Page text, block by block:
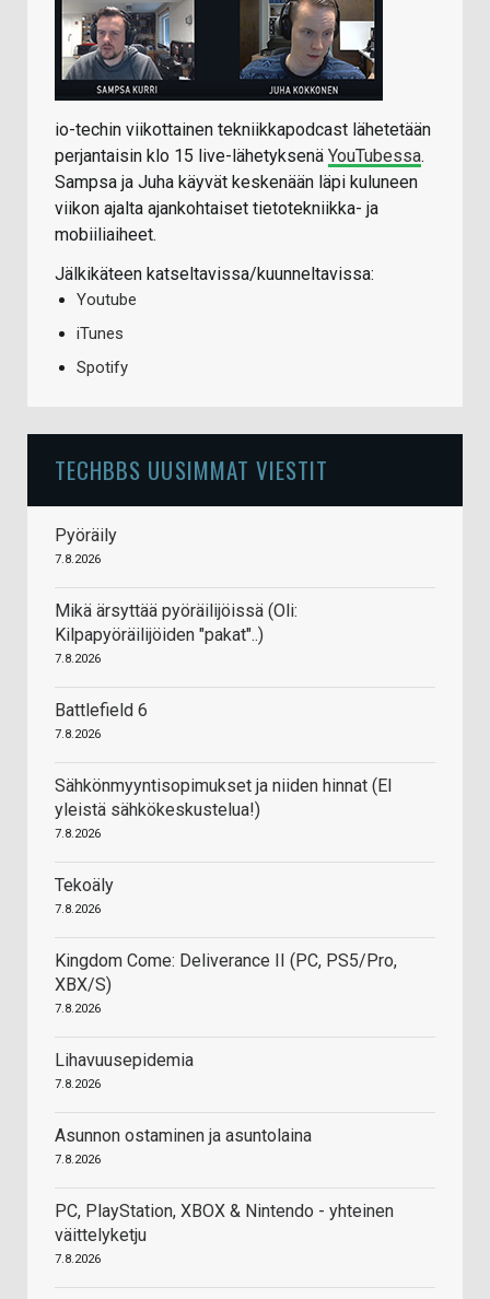
io-techin viikottainen tekniikkapodcast lähetetään
perjantaisin klo 15 live-lähetyksenä YouTubessa.
Sampsa ja Juha käyvät keskenään läpi kuluneen
viikon ajalta ajankohtaiset tietotekniikka- ja
mobiiliaiheet.
Jälkikäteen katseltavissa/kuunneltavissa:
Youtube
iTunes
Spotify
TECHBBS UUSIMMAT VIESTIT
Pyöräily
7.8.2026
Mikä ärsyttää pyöräilijöissä (Oli:
Kilpapyöräilijöiden "pakat"..)
7.8.2026
Battlefield 6
7.8.2026
Sähkönmyyntisopimukset ja niiden hinnat (EI
yleistä sähkökeskustelua!)
7.8.2026
Tekoäly
7.8.2026
Kingdom Come: Deliverance II (PC, PS5/Pro,
XBX/S)
7.8.2026
Lihavuusepidemia
7.8.2026
Asunnon ostaminen ja asuntolaina
7.8.2026
PC, PlayStation, XBOX & Nintendo - yhteinen
väittelyketju
7.8.2026